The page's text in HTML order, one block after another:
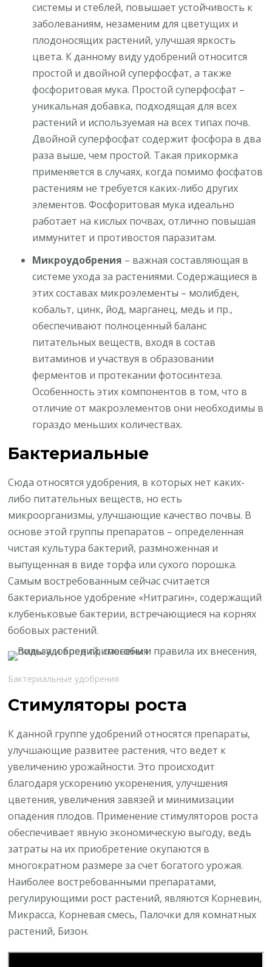
системы и стеблей, повышает устойчивость к
заболеваниям, незаменим для цветущих и
плодоносящих растений, улучшая яркость
цвета. К данному виду удобрений относится
простой и двойной суперфосфат, а также
фосфоритовая мука. Простой суперфосфат –
уникальная добавка, подходящая для всех
растений и используемая на всех типах почв.
Двойной суперфосфат содержит фосфора в два
раза выше, чем простой. Такая прикормка
применяется в случаях, когда помимо фосфатов
растениям не требуется каких-либо других
элементов. Фосфоритовая мука идеально
работает на кислых почвах, отлично повышая
иммунитет и противостоя паразитам.
Микроудобрения – важная составляющая в
системе ухода за растениями. Содержащиеся в
этих составах микроэлементы – молибден,
кобальт, цинк, йод, марганец, медь и пр.,
обеспечивают полноценный баланс
питательных веществ, входя в состав
витаминов и участвуя в образовании
ферментов и протекании фотосинтеза.
Особенность этих компонентов в том, что в
отличие от макроэлементов они необходимы в
гораздо меньших количествах.
Бактериальные
Сюда относятся удобрения, в которых нет каких-
либо питательных веществ, но есть
микроорганизмы, улучшающие качество почвы. В
основе этой группы препаратов – определенная
чистая культура бактерий, размноженная и
выпущенная в виде торфа или сухого порошка.
Самым востребованным сейчас считается
бактериальное удобрение «Нитрагин», содержащий
клубеньковые бактерии, встречающиеся на корнях
бобовых растений.
Бактериальные удобрения
Стимуляторы роста
К данной группе удобрений относятся препараты,
улучшающие развитее растения, что ведет к
увеличению урожайности. Это происходит
благодаря ускорению укоренения, улучшения
цветения, увеличения завязей и минимизации
опадения плодов. Применение стимуляторов роста
обеспечивает явную экономическую выгоду, ведь
затраты на их приобретение окупаются в
многократном размере за счет богатого урожая.
Наиболее востребованными препаратами,
регулирующими рост растений, являются Корневин,
Микрасса, Корневая смесь, Палочки для комнатных
растений, Бизон.